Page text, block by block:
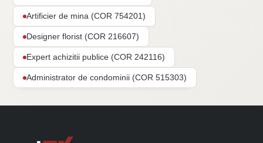
Artificier de mina (COR 754201)
Designer florist (COR 216607)
Expert achizitii publice (COR 242116)
Administrator de condominii (COR 515303)